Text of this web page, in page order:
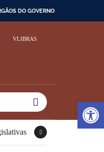
DO GOVERNO
VLIBRAS
Buscar no portal